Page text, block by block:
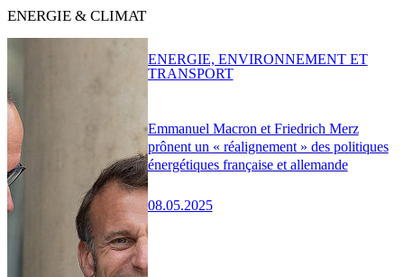
ENERGIE & CLIMAT
Emmanuel Macron et Friedrich Merz
prônent un « réalignement » des politiques
énergétiques française et allemande
08.05.2025
ENERGIE, ENVIRONNEMENT ET
TRANSPORT